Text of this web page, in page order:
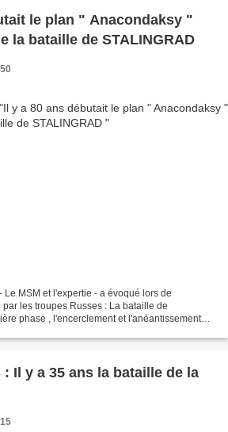
le plan " Anacondaksy "
la bataille de STALINGRAD
MSM et l'expertie - a évoqué lors de
par les troupes Russes : La bataille de
phase , l'encerclement et l'anéantissement